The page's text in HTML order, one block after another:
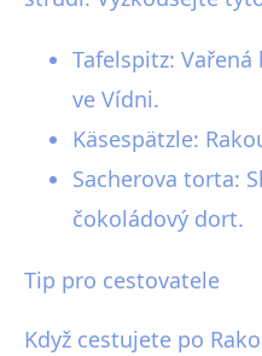
Tafelspitz:
ve Vídni.
Käsespätzle:
Sacherova torta:
čokoládový dort.
Tip pro cestovatele
Když cestujete po